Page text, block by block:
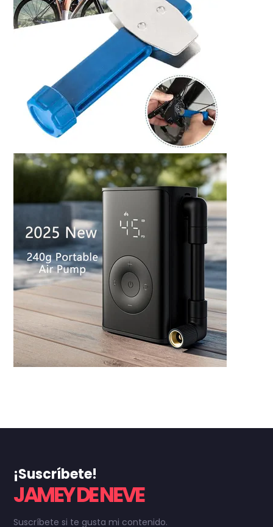
¡Suscríbete!
JAMEY DE NEVE
Suscríbete si te gusta mi contenido.